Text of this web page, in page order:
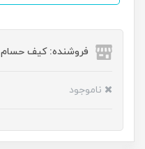
فروشنده: کیف حسام
ناموجود